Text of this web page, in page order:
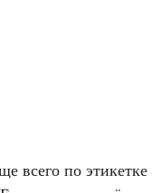
всего по этикетке